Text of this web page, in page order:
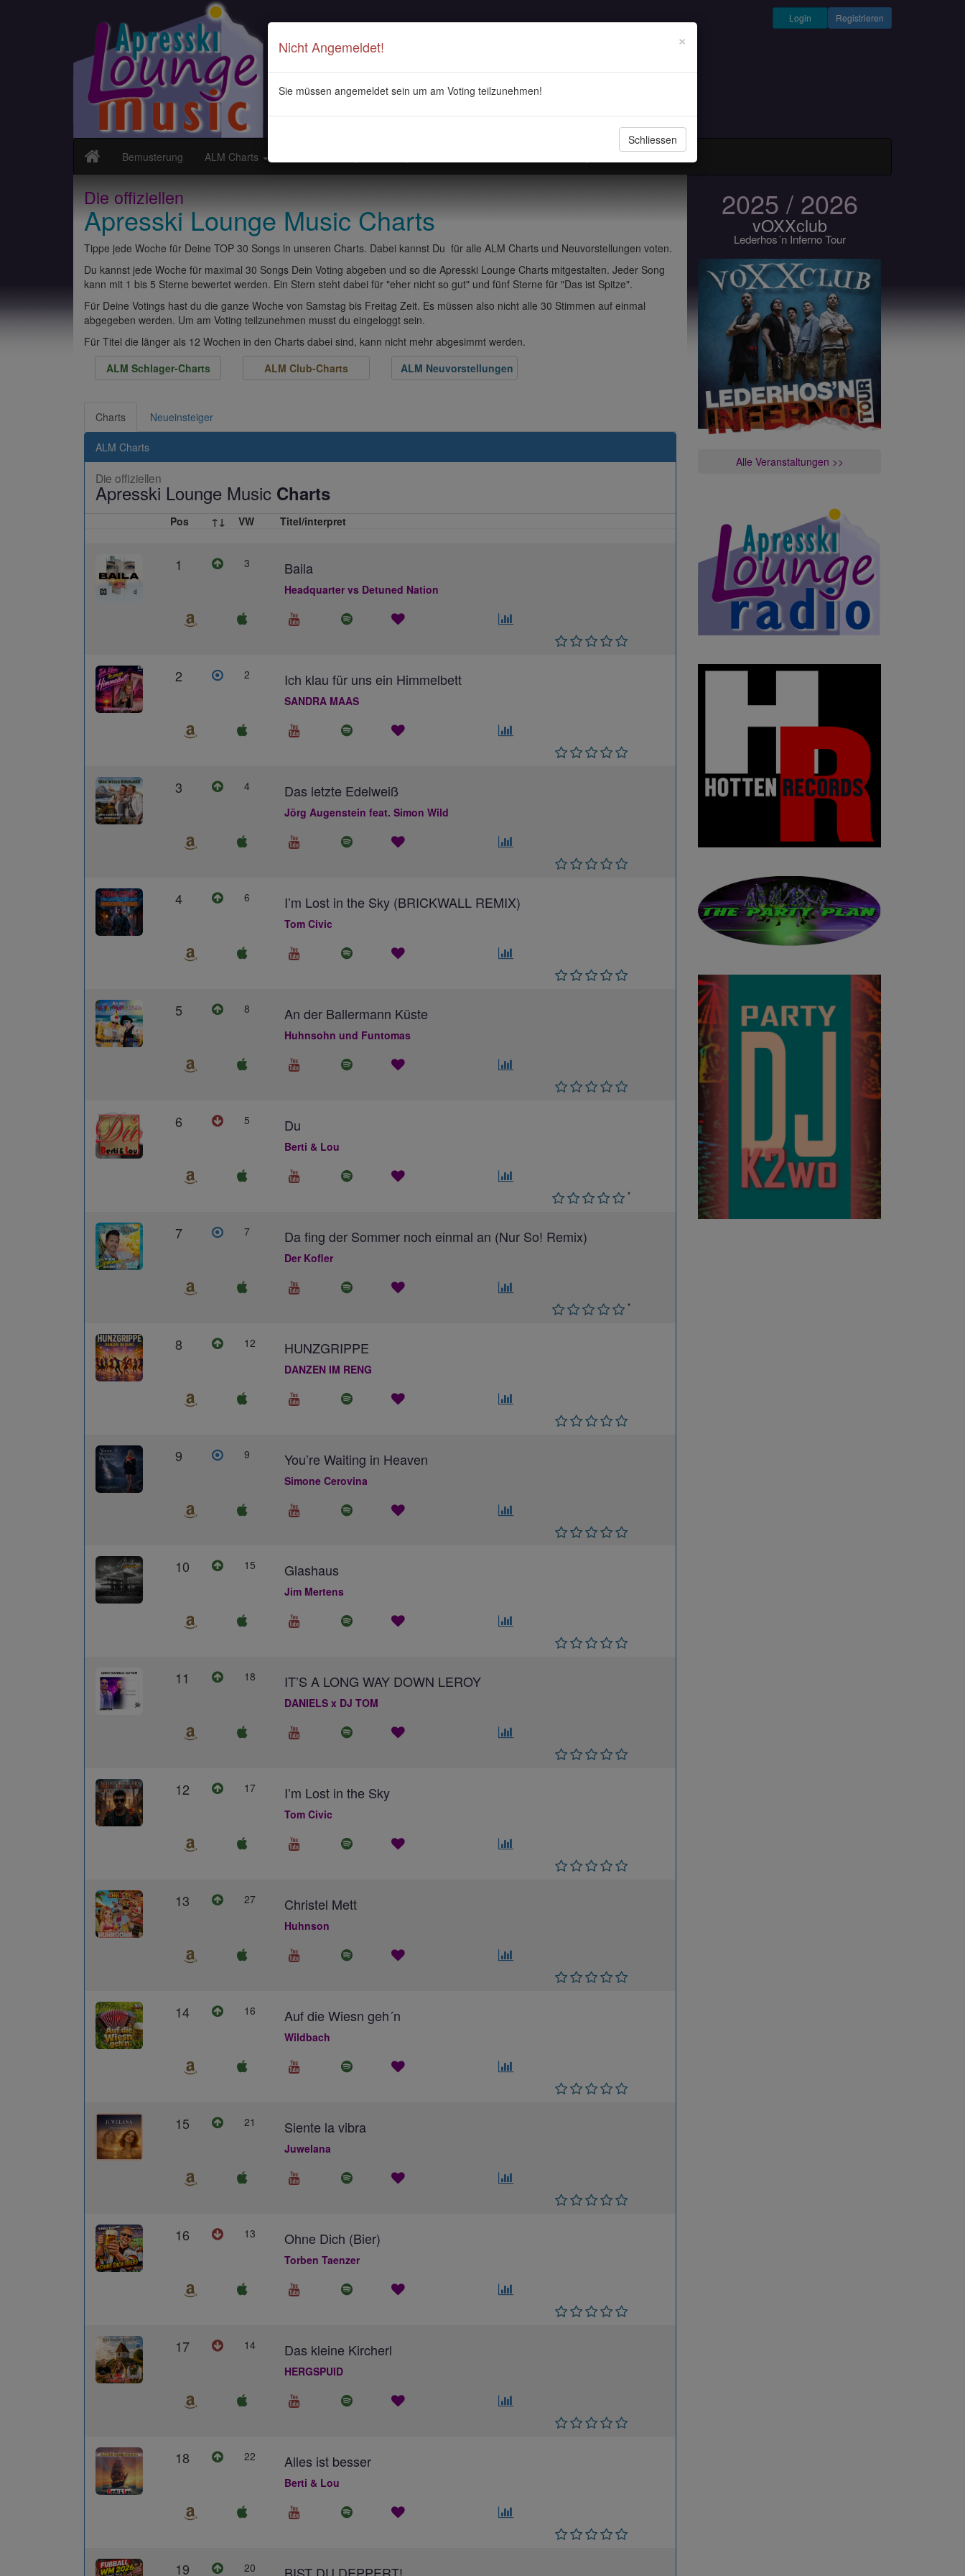
Registrieren
Login
Bemusterung ALM Charts
Die offiziellen
Apresski Lounge Music Charts
Tippe jede Woche für Deine TOP 30 Songs in unseren Charts. Dabei kannst Du für alle ALM Charts und Neuvorstellungen voten.
Du kannst jede Woche für maximal 30 Songs Dein Voting abgeben und so die Apresski Lounge Charts mitgestalten. Jeder Song
kann mit 1 bis 5 Sterne bewertet werden. Ein Stern steht dabei für "eher nicht so gut" und fünf Sterne für "Das ist Spitze".
Für Deine Votings hast du die ganze Woche von Samstag bis Freitag Zeit. Es müssen also nicht alle 30 Stimmen auf einmal
abgegeben werden. Um am Voting teilzunehmen musst du eingeloggt sein.
Für Titel die länger als 12 Wochen in den Charts dabei sind, kann nicht mehr abgesimmt werden.
ALM Schlager-Charts
ALM Club-Charts ALM Neuvorstellungen
×
Nicht Angemeldet!
Sie müssen angemeldet sein um am Voting teilzunehmen!
Schliessen
Charts Neueinsteiger
ALM Charts
Die offiziellen
Apresski Lounge Music Charts
Pos ↑↓ VW Titel/interpret
1 3 Baila
Headquarter vs Detuned Nation
2 2 Ich klau für uns ein Himmelbett
SANDRA MAAS
3 4 Das letzte Edelweiß
Jörg Augenstein feat. Simon Wild
4 6 I’m Lost in the Sky (BRICKWALL REMIX)
Tom Civic
5 8 An der Ballermann Küste
Huhnsohn und Funtomas
6 5 Du
Berti & Lou
*
7 7 Da fing der Sommer noch einmal an (Nur So! Remix)
Der Kofler
*
8 12 HUNZGRIPPE
DANZEN IM RENG
9 9 You’re Waiting in Heaven
Simone Cerovina
10 15 Glashaus
Jim Mertens
11 18 IT’S A LONG WAY DOWN LEROY
DANIELS x DJ TOM
12 17 I’m Lost in the Sky
Tom Civic
13 27 Christel Mett
Huhnson
14 16 Auf die Wiesn geh´n
Wildbach
15 21 Siente la vibra
Juwelana
16 13 Ohne Dich (Bier)
Torben Taenzer
17 14 Das kleine Kircherl
HERGSPUID
18 22 Alles ist besser
Berti & Lou
19 20 BIST DU DEPPERT!
2025 / 2026
vOXXclub
Lederhos´n Inferno Tour
Alle Veranstaltungen >>